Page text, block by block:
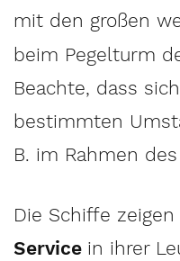
mit den großen
beim Pegelturm
Beachte, dass
bestimmten
B. im Rahmen
Die Schiffe zeigen
Service in ihrer